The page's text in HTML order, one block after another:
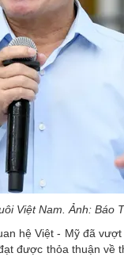
Việt Nam. Ảnh: Báo
hệ Việt - Mỹ đã
được thỏa thuận về